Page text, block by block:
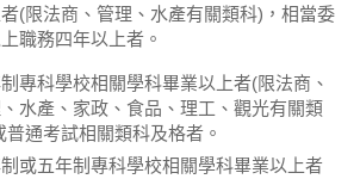
(限法商、管理、水產有關類科)，相當委
職務四年以上者。
專科學校相關學科畢業以上者(限法商、
水產、家政、食品、理工、觀光有關類
普通考試相關類科及格者。
或五年制專科學校相關學科畢業以上者